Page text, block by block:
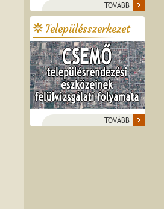
TOVÁBB
Településszerkezet
TOVÁBB